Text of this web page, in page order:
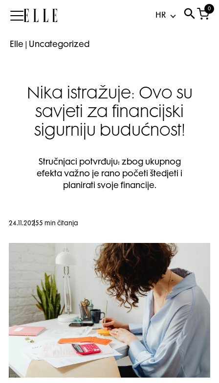
Elle
0
Elle Uncategorized
Nika istražuje: Ovo su
savjeti za financijski
sigurniju budućnost!
Stručnjaci potvrđuju: zbog ukupnog
efekta važno je rano početi štedjeti i
planirati svoje financije.
24.11.20255 min čitanja